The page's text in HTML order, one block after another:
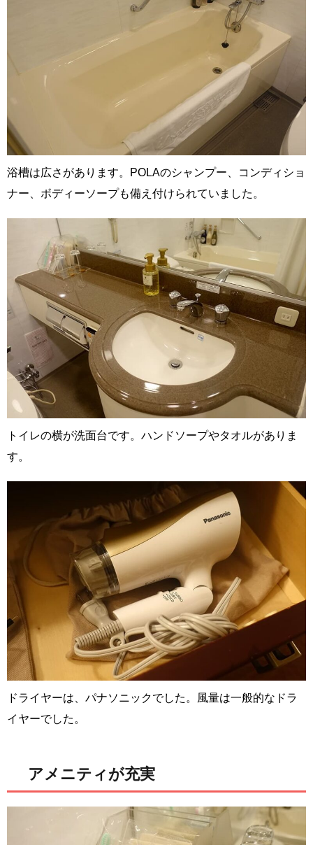
浴槽は広さがあります。POLAのシャンプー、コンディショ
ナー、ボディーソープも備え付けられていました。
トイレの横が洗面台です。ハンドソープやタオルがありま
す。
ドライヤーは、パナソニックでした。風量は一般的なドラ
イヤーでした。
アメニティが充実